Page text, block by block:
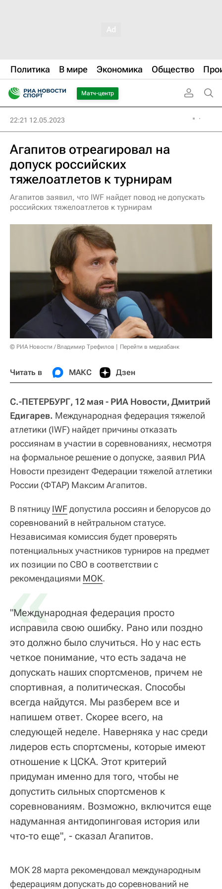
Политика В мире Экономика Общество
Матч-центр
22:21 12.05.2023
Агапитов отреагировал на
допуск российских
тяжелоатлетов к турнирам
Агапитов заявил, что IWF найдет повод не допускать
российских тяжелоатлетов к турнирам
© РИА Новости / Владимир Трефилов Перейти в медиабанк
Читать в МАКС Дзен
С.-ПЕТЕРБУРГ, 12 мая - РИА Новости, Дмитрий
Едигарев. Международная федерация тяжелой
атлетики (IWF) найдет причины отказать
россиянам в участии в соревнованиях, несмотря
на формальное решение о допуске, заявил РИА
Новости президент Федерации тяжелой атлетики
России (ФТАР) Максим Агапитов.
В пятницу IWFдопустила россиян и белорусов до
соревнований в нейтральном статусе.
Независимая комиссия будет проверять
потенциальных участников турниров на предмет
их позиции по СВО в соответствии с
рекомендациями МОК.
«
"Международная федерация просто
исправила свою ошибку. Рано или поздно
это должно было случиться. Но у нас есть
четкое понимание, что есть задача не
допускать наших спортсменов, причем не
спортивная, а политическая. Способы
всегда найдутся. Мы разберем все и
напишем ответ. Скорее всего, на
следующей неделе. Наверняка у нас среди
лидеров есть спортсмены, которые имеют
отношение к ЦСКА. Этот критерий
придуман именно для того, чтобы не
допустить сильных спортсменов к
соревнованиям. Возможно, включится еще
надуманная антидопинговая история или
что-то еще", - сказал Агапитов.
МОК 28 марта рекомендовал международным
федерациям допускать до соревнований не